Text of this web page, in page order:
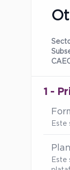
1 -
Este
Este